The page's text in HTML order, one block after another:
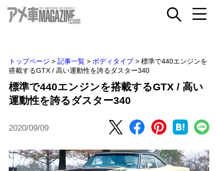
トップページ > 記事一覧 > ボディタイプ > 標準で440エンジンを
搭載するGTX / 高い運動性を誇るダスター340
標準で440エンジンを搭載するGTX / 高い
運動性を誇るダスター340
2020/09/09